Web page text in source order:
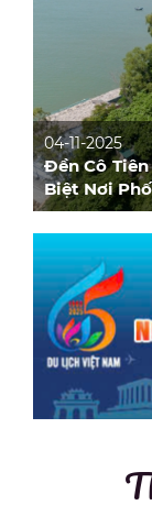
04-11-2025
Đền Cô
Biệt Nơi